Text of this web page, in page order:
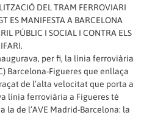
DEL TRAM FERROVIARI
ES MANIFESTA A BARCELONA
PÚBLIC I SOCIAL I CONTRA ELS
per fi, la línia ferroviària
Barcelona-Figueres que enllaça
de l’alta velocitat que porta a
línia ferroviària a Figueres té
la de l’AVE Madrid-Barcelona: la